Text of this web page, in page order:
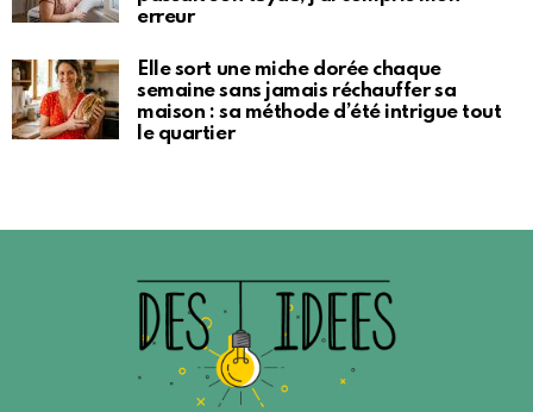
erreur
Elle sort une miche dorée chaque
semaine sans jamais réchauffer sa
maison : sa méthode d’été intrigue tout
le quartier